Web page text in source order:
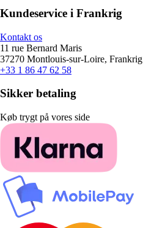
Kundeservice i Frankrig
Kontakt os
11 rue Bernard Maris
37270 Montlouis-sur-Loire, Frankrig
+33 1 86 47 62 58
Sikker betaling
Køb trygt på vores side